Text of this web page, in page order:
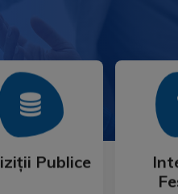
Publice
Publice
Mai Mult